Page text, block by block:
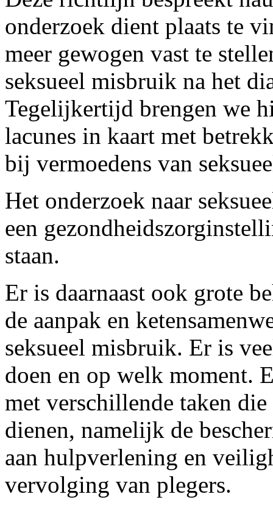
onderzoek dient plaats te
meer gewogen vast te
seksueel misbruik na het
Tegelijkertijd brengen we
lacunes in kaart met
bij vermoedens van
Het onderzoek naar
een
staan.
Er is daarnaast ook grote
de aanpak en
seksueel misbruik. Er is
doen en op welk moment.
met verschillende taken
dienen, namelijk de
aan hulpverlening en
vervolging van plegers.